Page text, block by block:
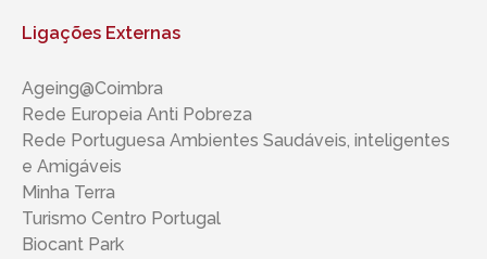
Ligações Externas
Ageing@Coimbra
Rede Europeia Anti Pobreza
Rede Portuguesa Ambientes Saudáveis, inteligentes ​​
e Amigáveis
Minha Terra
Turismo Centro Portugal
Biocant Park